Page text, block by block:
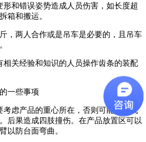
形和错误姿势造成人员伤害，如长度超
箱和搬运。
，两人合作或是吊车是必要的，且吊车
相关经验和知识的人员操作齿条的装配
考虑产品的重心所在，否则可能导致机
后果造成四肢撞伤。在产品放置区可以
以防台面弯曲。